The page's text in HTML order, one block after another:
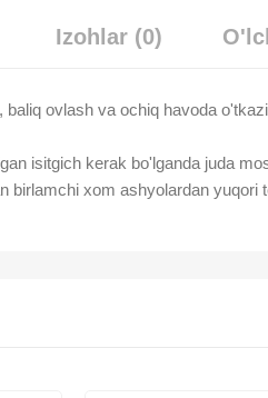
Izohlar (0)
ovlash va ochiq havoda
isitgich kerak bo'lganda juda
birlamchi xom ashyolardan yuqori